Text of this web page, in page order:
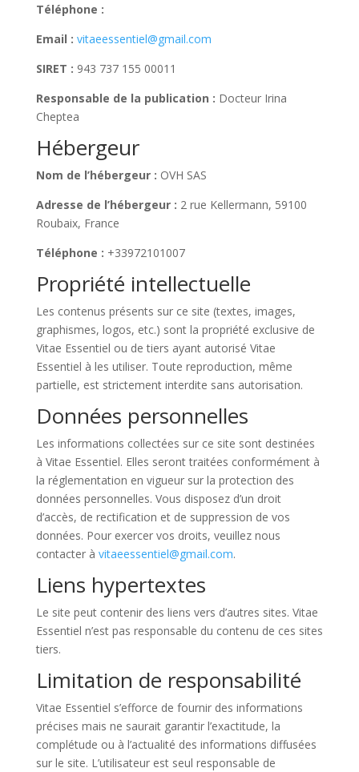
Téléphone :
Email : vitaeessentiel@gmail.com
SIRET : 943 737 155 00011
Responsable de la publication : Docteur Irina
Cheptea
Hébergeur
Nom de l’hébergeur : OVH SAS
Adresse de l’hébergeur : 2 rue Kellermann, 59100
Roubaix, France
Téléphone : +33972101007
Propriété intellectuelle
Les contenus présents sur ce site (textes, images,
graphismes, logos, etc.) sont la propriété exclusive de
Vitae Essentiel ou de tiers ayant autorisé Vitae
Essentiel à les utiliser. Toute reproduction, même
partielle, est strictement interdite sans autorisation.
Données personnelles
Les informations collectées sur ce site sont destinées
à Vitae Essentiel. Elles seront traitées conformément à
la réglementation en vigueur sur la protection des
données personnelles. Vous disposez d’un droit
d’accès, de rectification et de suppression de vos
données. Pour exercer vos droits, veuillez nous
contacter à vitaeessentiel@gmail.com.
Liens hypertextes
Le site peut contenir des liens vers d’autres sites. Vitae
Essentiel n’est pas responsable du contenu de ces sites
tiers.
Limitation de responsabilité
Vitae Essentiel s’efforce de fournir des informations
précises mais ne saurait garantir l’exactitude, la
complétude ou à l’actualité des informations diffusées
sur le site. L’utilisateur est seul responsable de